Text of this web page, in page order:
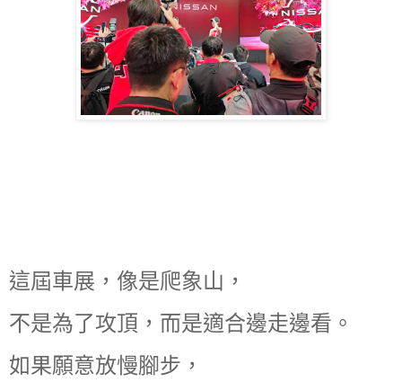
這屆車展，像是爬象山，
不是為了攻頂，而是適合邊走邊看。
如果願意放慢腳步，